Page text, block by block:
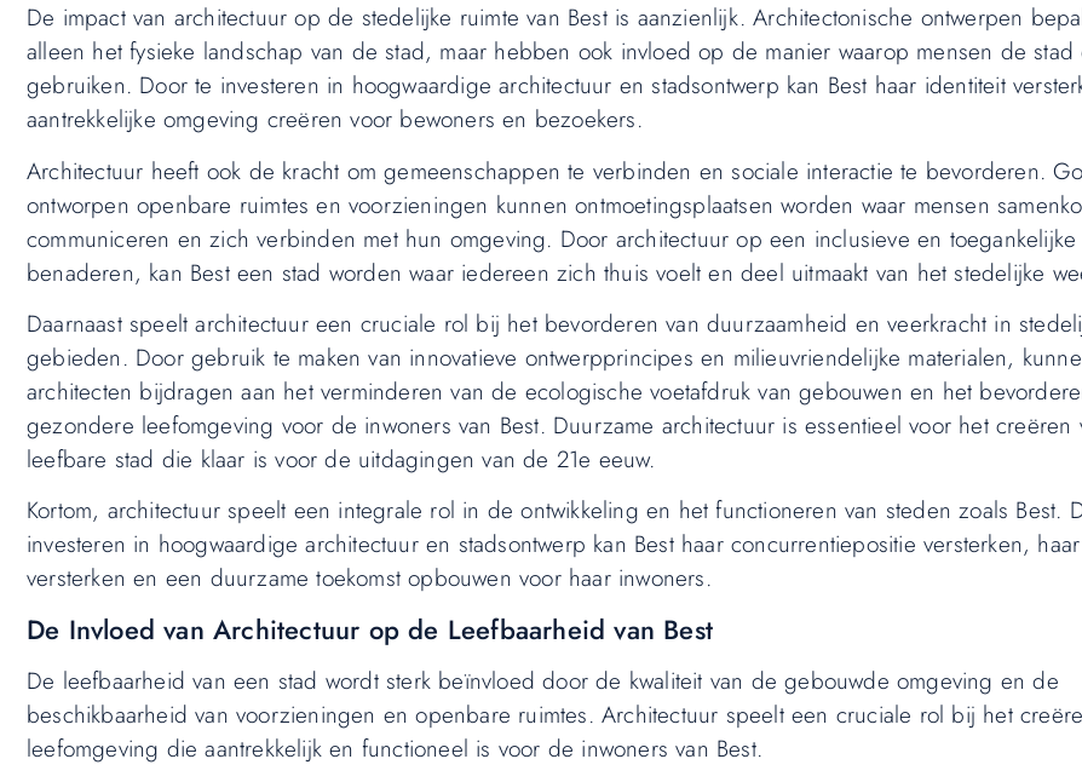
De impact van architectuur op de stedelijke ruimte van Best is aanzienlijk. Architectonische ontwerpen
alleen het fysieke landschap van de stad, maar hebben ook invloed op de manier waarop mensen de stad
gebruiken. Door te investeren in hoogwaardige architectuur en stadsontwerp kan Best haar identiteit
aantrekkelijke omgeving creëren voor bewoners en bezoekers.
Architectuur heeft ook de kracht om gemeenschappen te verbinden en sociale interactie te bevorderen.
ontworpen openbare ruimtes en voorzieningen kunnen ontmoetingsplaatsen worden waar mensen
communiceren en zich verbinden met hun omgeving. Door architectuur op een inclusieve en toegankelijke
benaderen, kan Best een stad worden waar iedereen zich thuis voelt en deel uitmaakt van het stedelijke
Daarnaast speelt architectuur een cruciale rol bij het bevorderen van duurzaamheid en veerkracht in
gebieden. Door gebruik te maken van innovatieve ontwerpprincipes en milieuvriendelijke materialen,
architecten bijdragen aan het verminderen van de ecologische voetafdruk van gebouwen en het
gezondere leefomgeving voor de inwoners van Best. Duurzame architectuur is essentieel voor het creëren
leefbare stad die klaar is voor de uitdagingen van de 21e eeuw.
Kortom, architectuur speelt een integrale rol in de ontwikkeling en het functioneren van steden zoals Best.
investeren in hoogwaardige architectuur en stadsontwerp kan Best haar concurrentiepositie versterken,
versterken en een duurzame toekomst opbouwen voor haar inwoners.
De Invloed van Architectuur op de Leefbaarheid van Best
De leefbaarheid van een stad wordt sterk beïnvloed door de kwaliteit van de gebouwde omgeving en de
beschikbaarheid van voorzieningen en openbare ruimtes. Architectuur speelt een cruciale rol bij het
leefomgeving die aantrekkelijk en functioneel is voor de inwoners van Best.